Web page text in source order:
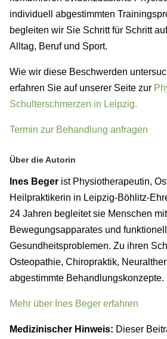
individuell abgestimmten
begleiten wir Sie Schritt für Schritt
Alltag, Beruf und Sport.
Wie wir diese Beschwerden
erfahren Sie auf unserer Seite zur
Schulterschmerzen in Leipzig.
Termin zur Behandlung anfragen
Über die Autorin
Ines Beger ist Physiotherapeutin,
Heilpraktikerin in Leipzig-Böhlitz-
24 Jahren begleitet sie Menschen
Bewegungsapparates und
Gesundheitsproblemen. Zu ihren
Osteopathie, Chiropraktik,
abgestimmte Behandlungskonzepte.
Mehr über Ines Beger erfahren
Medizinischer Hinweis: Dieser